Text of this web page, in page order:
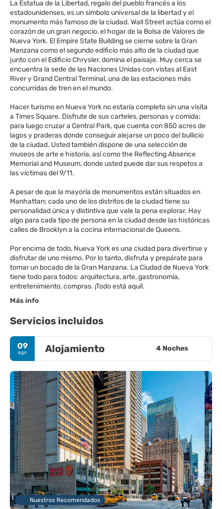
La Estatua de la Libertad, regalo del pueblo francés a los
estadounidenses, es un símbolo universal de la libertad y el
monumento más famoso de la ciudad. Wall Street actúa como el
corazón de un gran negocio, el hogar de la Bolsa de Valores de
Nueva York. El Empire State Building se cierne sobre la Gran
Manzana como el segundo edificio más alto de la ciudad que
junto con el Edificio Chrysler, domina el paisaje. Muy cerca se
encuentra la sede de las Naciones Unidas con vistas al East
River y Grand Central Terminal, una de las estaciones más
concurridas de tren en el mundo.
Hacer turismo en Nueva York no estaría completo sin una visita
a Times Square. Disfrute de sus carteles, personas y comida;
para luego cruzar a Central Park, que cuenta con 850 acres de
lagos y praderas donde conseguir alejarse un poco del bullicio
de la ciudad. Usted también dispone de una selección de
museos de arte e historia, así como the Reflecting Absence
Memorial and Museum, donde usted puede dar sus respetos a
las víctimas del 9/11.
A pesar de que la mayoría de monumentos están situados en
Manhattan; cada uno de los distritos de la ciudad tiene su
personalidad única y distintiva que vale la pena explorar. Hay
algo para cada tipo de persona en la ciudad desde las históricas
calles de Brooklyn a la cocina internacional de Queens.
Por encima de todo, Nueva York es una ciudad para divertirse y
disfrutar de uno mismo. Por lo tanto, disfruta y prepárate para
tomar un bocado de la Gran Manzana. La Ciudad de Nueva York
tiene todo para todos: arquitectura, arte, gastronomía,
Más info
Servicios incluidos
09
ago Alojamiento 4 Noches
Nuestros Recomendados